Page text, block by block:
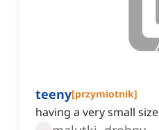
teeny[przymiotnik]
having a very small size